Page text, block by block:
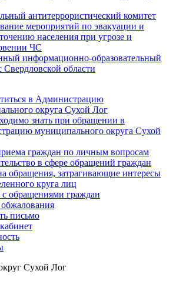
антитеррористический комитет
мероприятий по эвакуации и
населения при угрозе и
ЧС
информационно-образовательный
Свердловской области
в Администрацию
округа Сухой Лог
знать при обращении в
муниципального округа Сухой
граждан по личным вопросам
в сфере обращений граждан
обращения, затрагивающие интересы
круга лиц
с обращениями граждан
письмо
Сухой Лог